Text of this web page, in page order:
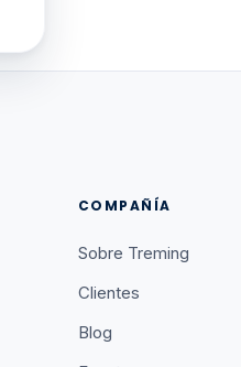
COMPAÑÍA
Sobre Treming
Clientes
Blog